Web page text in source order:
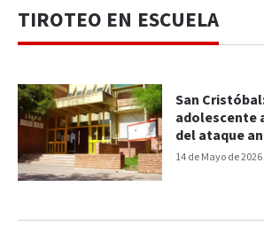
TIROTEO EN ESCUELA
14 de Mayo de 2026
San
adolescente
del ataque